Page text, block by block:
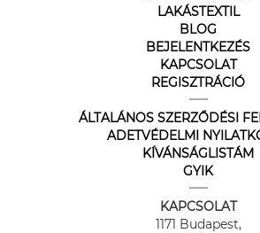
LAKÁSTEXTIL
BLOG
BEJELENTKEZÉS
KAPCSOLAT
REGISZTRÁCIÓ
ÁLTALÁNOS SZERZŐDÉSI
ADETVÉDELMI
KÍVÁNSÁGLISTÁM
GYIK
KAPCSOLAT
1171 Budapest,